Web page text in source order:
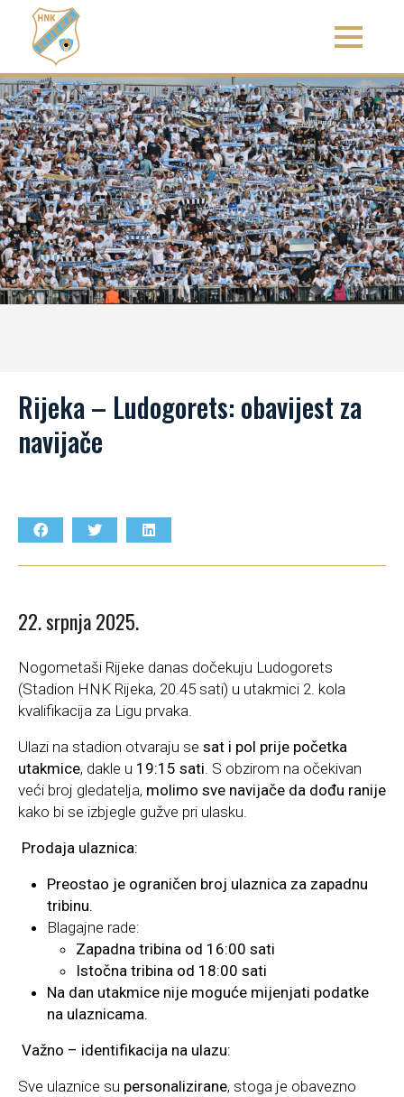
Rijeka – Ludogorets: obavijest za
navijače
22. srpnja 2025.
Nogometaši Rijeke danas dočekuju Ludogorets
(Stadion HNK Rijeka, 20.45 sati) u utakmici 2. kola
kvalifikacija za Ligu prvaka.
Ulazi na stadion otvaraju se sat i pol prije početka
utakmice, dakle u 19:15 sati. S obzirom na očekivan
veći broj gledatelja, molimo sve navijače da dođu ranije
kako bi se izbjegle gužve pri ulasku.
Prodaja ulaznica:
Preostao je ograničen broj ulaznica za zapadnu
tribinu.
Blagajne rade:
Zapadna tribina od 16:00 sati
Istočna tribina od 18:00 sati
Na dan utakmice nije moguće mijenjati podatke
na ulaznicama.
Važno – identifikacija na ulazu:
Sve ulaznice su personalizirane, stoga je obavezno